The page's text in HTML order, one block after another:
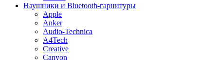
Наушники и Bluetooth-гарнитуры
Apple
Anker
Audio-Technica
A4Tech
Creative
Canyon